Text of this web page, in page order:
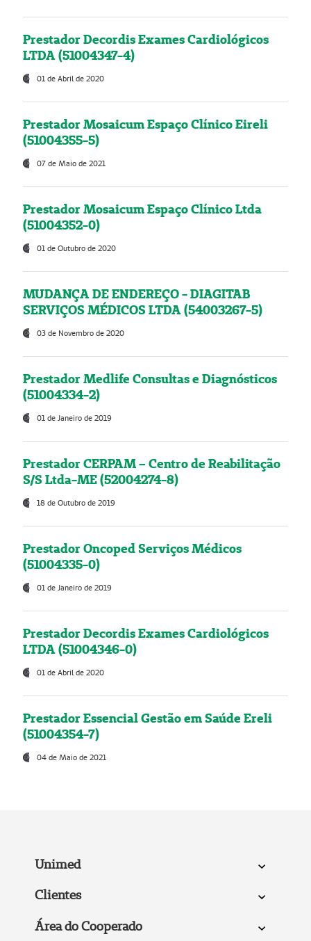
Prestador Decordis Exames Cardiológicos
LTDA (51004347-4)
01 de Abril de 2020
Prestador Mosaicum Espaço Clínico Eireli
(51004355-5)
07 de Maio de 2021
Prestador Mosaicum Espaço Clínico Ltda
(51004352-0)
01 de Outubro de 2020
MUDANÇA DE ENDEREÇO - DIAGITAB
SERVIÇOS MÉDICOS LTDA (54003267-5)
03 de Novembro de 2020
Prestador Medlife Consultas e Diagnósticos
(51004334-2)
01 de Janeiro de 2019
Prestador CERPAM – Centro de Reabilitação
S/S Ltda-ME (52004274-8)
18 de Outubro de 2019
Prestador Oncoped Serviços Médicos
(51004335-0)
01 de Janeiro de 2019
Prestador Decordis Exames Cardiológicos
LTDA (51004346-0)
01 de Abril de 2020
Prestador Essencial Gestão em Saúde Ereli
(51004354-7)
04 de Maio de 2021
Unimed
Clientes
Área do Cooperado